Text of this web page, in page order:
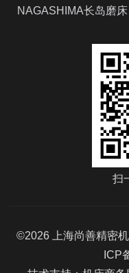
NAGASHIMA长岛磨床
扫
©2026 上海尚善精密
ICP